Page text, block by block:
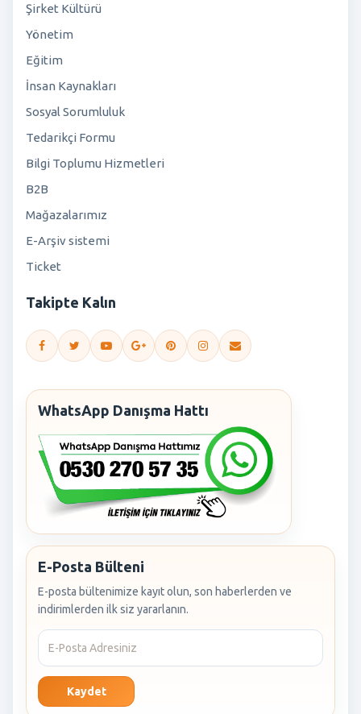
Şirket Kültürü
Yönetim
Eğitim
İnsan Kaynakları
Sosyal Sorumluluk
Tedarikçi Formu
Bilgi Toplumu Hizmetleri
B2B
Mağazalarımız
E-Arşiv sistemi
Ticket
Takipte Kalın
WhatsApp Danışma Hattı
E-Posta Bülteni
E-posta bültenimize kayıt olun, son haberlerden ve
indirimlerden ilk siz yararlanın.
Kaydet